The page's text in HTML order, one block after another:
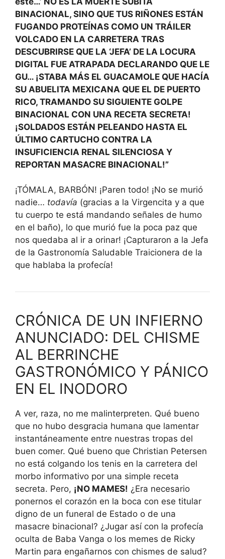
BINACIONAL, SINO QUE TUS RIÑONES ESTÁN
FUGANDO PROTEÍNAS COMO UN TRÁILER
VOLCADO EN LA CARRETERA TRAS
DESCUBRIRSE QUE LA ‘JEFA’ DE LA LOCURA
DIGITAL FUE ATRAPADA DECLARANDO QUE LE
GU… ¡STABA MÁS EL GUACAMOLE QUE HACÍA
SU ABUELITA MEXICANA QUE EL DE PUERTO
RICO, TRAMANDO SU SIGUIENTE GOLPE
BINACIONAL CON UNA RECETA SECRETA!
¡SOLDADOS ESTÁN PELEANDO HASTA EL
ÚLTIMO CARTUCHO CONTRA LA
INSUFICIENCIA RENAL SILENCIOSA Y
REPORTAN MASACRE BINACIONAL!”
¡TÓMALA, BARBÓN! ¡Paren todo! ¡No se murió
nadie… todavía (gracias a la Virgencita y a que
tu cuerpo te está mandando señales de humo
en el baño), lo que murió fue la poca paz que
nos quedaba al ir a orinar! ¡Capturaron a la Jefa
de la Gastronomía Saludable Traicionera de la
que hablaba la profecía!
CRÓNICA DE UN INFIERNO
ANUNCIADO: DEL CHISME
AL BERRINCHE
GASTRONÓMICO Y PÁNICO
EN EL INODORO
A ver, raza, no me malinterpreten. Qué bueno
que no hubo desgracia humana que lamentar
instantáneamente entre nuestras tropas del
buen comer. Qué bueno que Christian Petersen
no está colgando los tenis en la carretera del
morbo informativo por una simple receta
secreta. Pero, ¡NO MAMES! ¿Era necesario
ponernos el corazón en la boca con ese titular
digno de un funeral de Estado o de una
masacre binacional? ¿Jugar así con la profecía
oculta de Baba Vanga o los memes de Ricky
Martin para engañarnos con chismes de salud?